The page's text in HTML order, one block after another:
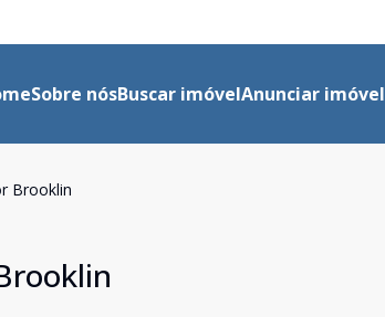
Sobre nósBuscar imóvelAnunciar imóvel
Brooklin